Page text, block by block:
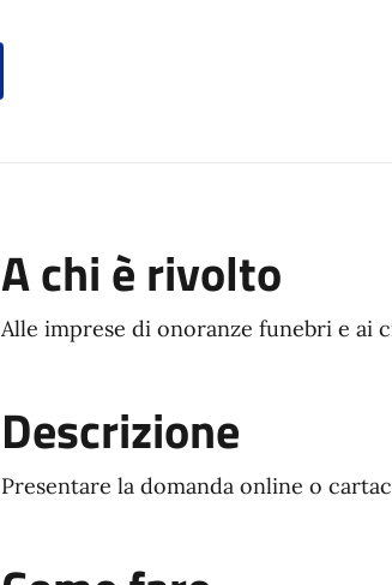
A chi è rivolto
Alle imprese di onoranze funebri e ai
Descrizione
Presentare la domanda online o